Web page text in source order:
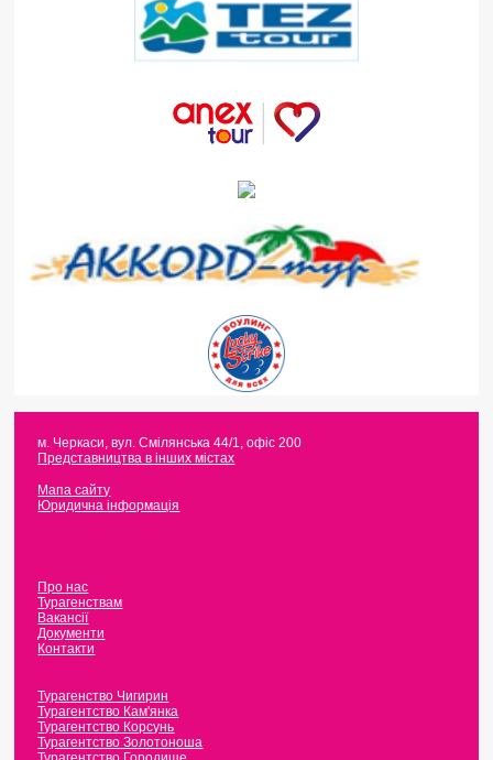
м. Черкаси,вул. Смілянська 44/1, офіс 200
Представництва в інших містах
Мапа сайту
Юридична інформація
Про нас
Турагенствам
Вакансії
Документи
Контакти
Турагенство Чигирин
Турагентство Кам'янка
Турагентство Корсунь
Турагентство Золотоноша